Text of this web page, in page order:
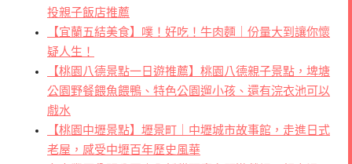
投親子飯店推薦
【宜蘭五結美食】噗！好吃！牛肉麵｜份量大到讓你懷
疑人生！
【桃園八德景點一日遊推薦】桃園八德親子景點，埤塘
公園野餐餵魚餵鴨、特色公園遛小孩、還有浣衣池可以
戲水
【桃園中壢景點】壢景町｜中壢城市故事館，走進日式
老屋，感受中壢百年歷史風華